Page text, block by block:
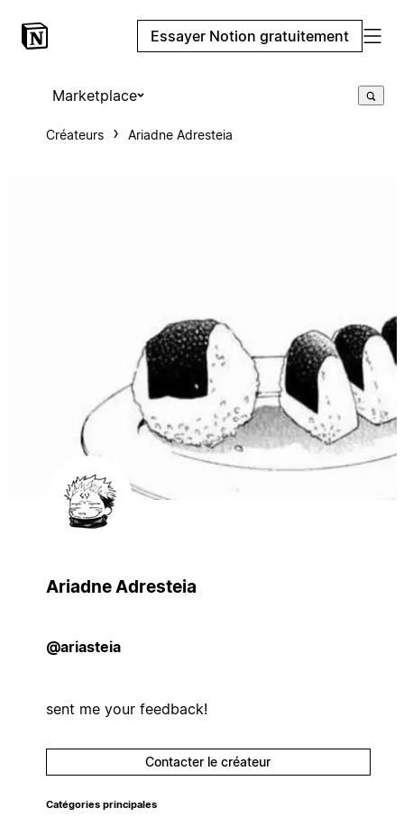
Essayer Notion gratuitement
Marketplace
Créateurs Ariadne Adresteia
Ariadne Adresteia
@ariasteia
sent me your feedback!
Contacter le créateur
Catégories principales